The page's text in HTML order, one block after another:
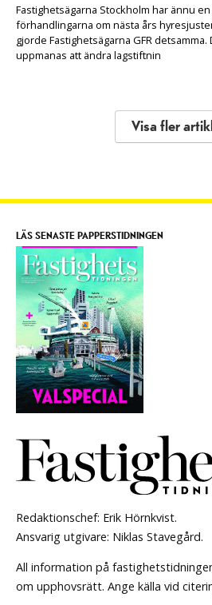
Fastighetsägarna Stockholm har ännu
förhandlingarna om nästa års
gjorde Fastighetsägarna GFR
uppmanas att ändra lagstiftnin
Visa fler
Redaktionschef: Erik Hörnkvist.
Ansvarig utgivare: Niklas Stavegård.
All information på
om upphovsrätt. Ange källa vid
LÄS SENASTE PAPPERSTIDNINGEN